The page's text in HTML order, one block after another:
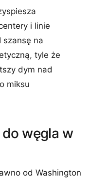
i linie
szansę na
tyle że
dym nad
miksu
do węgla w
od Washington